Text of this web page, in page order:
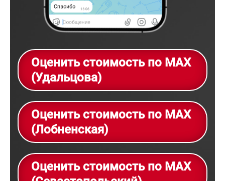
Оценить стоимость по MAX
(Удальцова)
Оценить стоимость по MAX
(Лобненская)
Оценить стоимость по MAX